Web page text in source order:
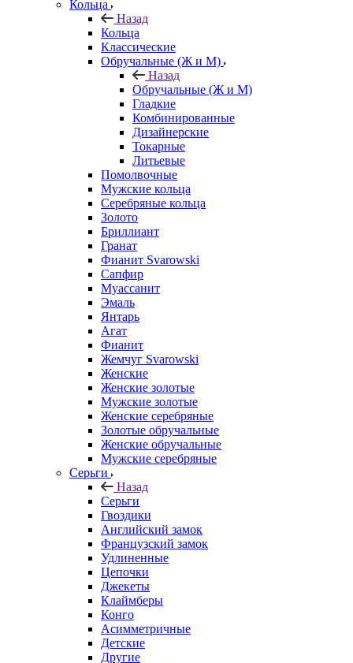
Кольца
Назад
Кольца
Классические
Обручальные (Ж и М)
Назад
Обручальные (Ж и М)
Гладкие
Комбинированные
Дизайнерские
Токарные
Литьевые
Помолвочные
Мужские кольца
Серебряные кольца
Золото
Бриллиант
Гранат
Фианит Svarowski
Сапфир
Муассанит
Эмаль
Янтарь
Агат
Фианит
Жемчуг Svarowski
Женские
Женские золотые
Мужские золотые
Женские серебряные
Золотые обручальные
Женские обручальные
Мужские серебряные
Серьги
Назад
Серьги
Гвоздики
Английский замок
Французский замок
Удлиненные
Цепочки
Джекеты
Клаймберы
Конго
Асимметричные
Детские
Другие